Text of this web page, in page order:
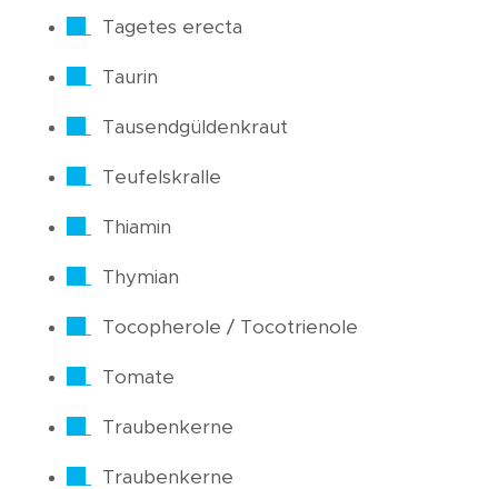
Tagetes erecta
Taurin
Tausendgüldenkraut
Teufelskralle
Thiamin
Thymian
Tocopherole / Tocotrienole
Tomate
Traubenkerne
Traubenkerne